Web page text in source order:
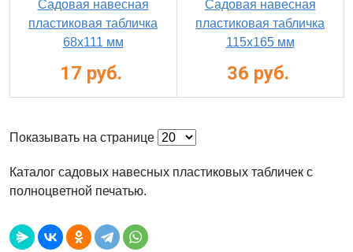
Садовая навесная
пластиковая табличка
68х111 мм
17 руб.
Садовая навесная
пластиковая табличка
115х165 мм
36 руб.
Показывать на странице
Каталог садовых навесных пластиковых табличек с
полноцветной печатью.